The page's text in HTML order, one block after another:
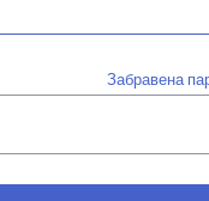
Забравена